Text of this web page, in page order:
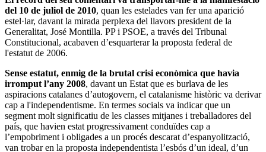
del 10 de juliol de 2010, quan les estelades van fer una aparició
estel·lar, davant la mirada perplexa del llavors president de la
Generalitat, José Montilla. PP i PSOE, a través del Tribunal
Constitucional, acabaven d’esquarterar la proposta federal de
l'estatut de 2006.
Sense estatut, enmig de la brutal crisi econòmica que havia
irromput l’any 2008, davant un Estat que es burlava de les
aspiracions catalanes d’autogovern, el catalanisme històric va derivar
cap a l'independentisme. En termes socials va indicar que un
segment molt significatiu de les classes mitjanes i treballadores del
país, que havien estat progressivament conduïdes cap a
l’empobriment i obligades a un procés descarat d’espanyolització,
van trobar en la proposta independentista l’esbós d’un ideal, d’un